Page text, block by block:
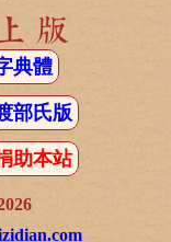
版
典體
部氏版
助本站